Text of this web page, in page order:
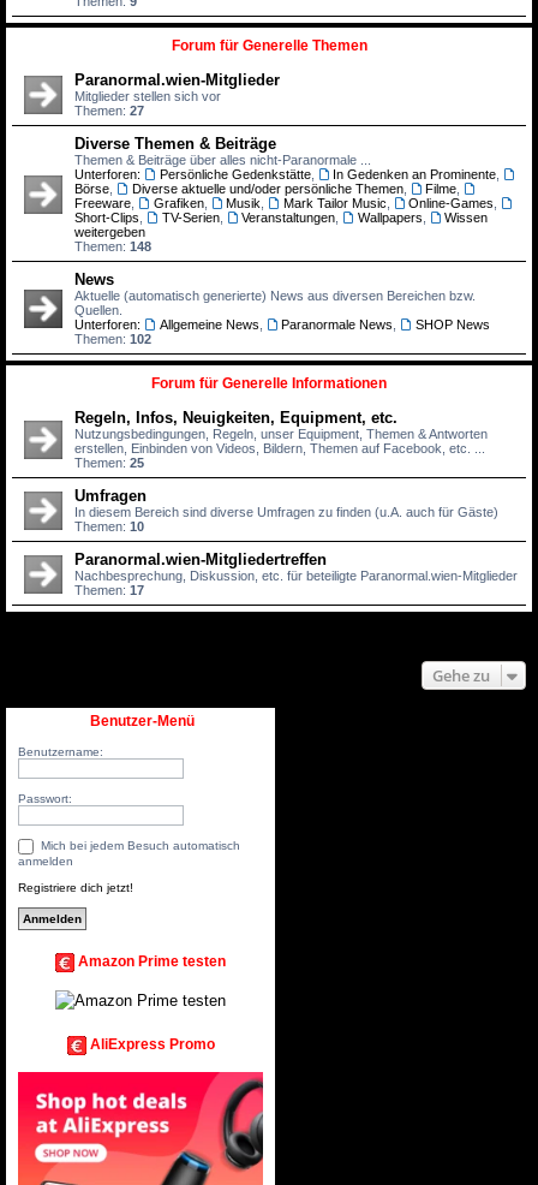
Forum für Generelle Themen
Paranormal.wien-Mitglieder
Mitglieder stellen sich vor
Themen: 27
Diverse Themen & Beiträge
Themen & Beiträge über alles nicht-Paranormale ...
Unterforen:
Persönliche Gedenkstätte, In Gedenken an Prominente
Börse
Diverse aktuelle und/oder persönliche Themen, Filme
Freeware
Grafiken, Musik Mark Tailor Music Online-Games
Short-Clips
TV-Serien, Veranstaltungen Wallpapers
Wissen
weitergeben
Themen: 148
News
Aktuelle (automatisch generierte) News aus diversen Bereichen bzw.
Quellen.
Unterforen:
Allgemeine News Paranormale News
SHOP News
Themen: 102
Forum für Generelle Informationen
Regeln, Infos, Neuigkeiten, Equipment, etc.
Nutzungsbedingungen, Regeln, unser Equipment, Themen & Antworten
erstellen, Einbinden von Videos, Bildern, Themen auf Facebook, etc. ...
Themen: 25
Umfragen
In diesem Bereich sind diverse Umfragen zu finden (u.A. auch für Gäste)
Themen: 10
Paranormal.wien-Mitgliedertreffen
Nachbesprechung, Diskussion, etc. für beteiligte Paranormal.wien-Mitglieder
Themen: 17
Gehe zu
Benutzer-Menü
Benutzername:
Passwort:
Mich bei jedem Besuch automatisch
anmelden
Registriere dich jetzt!
Amazon Prime testen
AliExpress Promo